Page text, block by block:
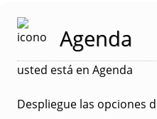
Agenda
usted está en Agenda
Despliegue las opciones